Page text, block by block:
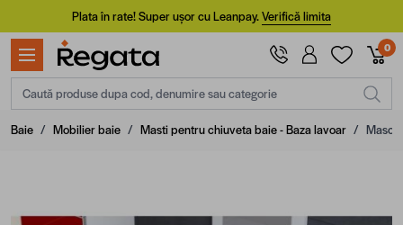
Mergi la ConținutPlata în rate! Super ușor cu Leanpay.Verifică limita
0
Caută produse dupa cod, denumire sau categorie
Baie / Mobilier baie / Masti pentru chiuveta baie - Baza lavoar /